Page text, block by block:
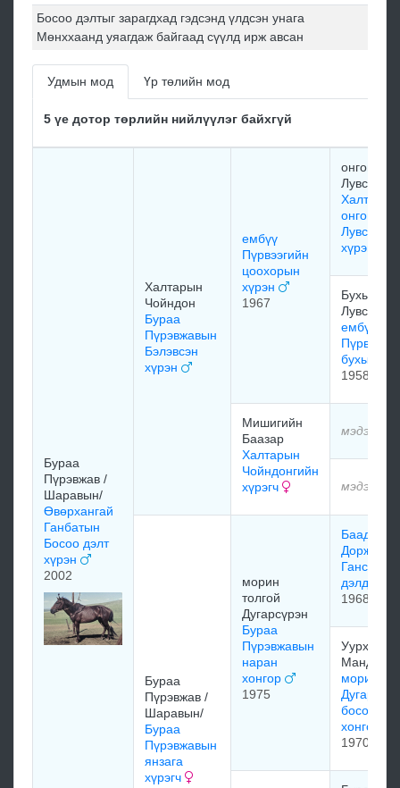
Босоо дэлтыг зарагдхад гэдсэнд үлдсэн унага
Мөнххаанд уяагдаж байгаад сүүлд ирж авсан
Удмын мод Үр төлийн мод
5 үе дотор төрлийн нийлүүлэг байхгүй
Бураа
Пүрэвжав /
Шаравын/
Өвөрхангай
Ганбатын
Босоо дэлт
хүрэн
2002
Халтарын
Чойндон
Бураа
Пүрэвжавын
Бэлэвсэн
хүрэн
ембүү
Пүрвээгийн
цоохорын
хүрэн
1967
онгон
Халтарын
онгон
хүрэн
Бухын
ембүү
бухын
1958
Мишигийн
Баазар
Халтарын
Чойндонгийн
хүрэгч
Бураа
Пүрэвжав /
Шаравын/
Бураа
Пүрэвжавын
янзага
хүрэгч
морин
толгой
Дугарсүрэн
Бураа
Пүрэвжавын
наран
хонгор
1975
Баадуу
Доржийн/
дэлдэн
1968
Уурхайн
Мандах
морин
хонгор
1970